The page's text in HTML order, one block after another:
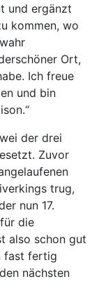
und ergänzt
kommen, wo
Ort,
Ich freue
und bin
der drei
Zuvor
trug,
nun 17.
die
also schon gut
fast fertig
nächsten